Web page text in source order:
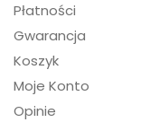
Płatności
Gwarancja
Koszyk
Moje Konto
Opinie